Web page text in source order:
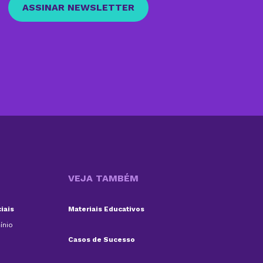
ASSINAR NEWSLETTER
VEJA TAMBÉM
Materiais Educativos
Casos de Sucesso